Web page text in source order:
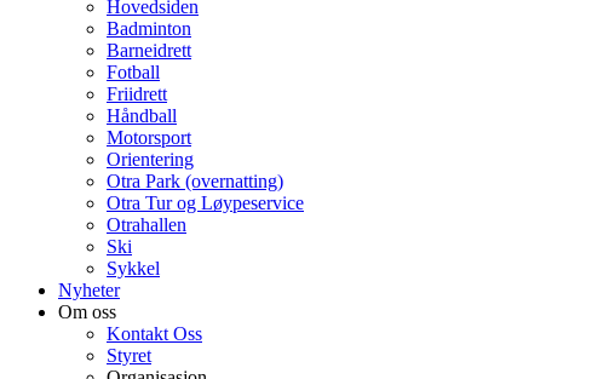
Hovedsiden
Badminton
Barneidrett
Fotball
Friidrett
Håndball
Motorsport
Orientering
Otra Park (overnatting)
Otra Tur og Løypeservice
Otrahallen
Ski
Sykkel
Nyheter
Om oss
Kontakt Oss
Styret